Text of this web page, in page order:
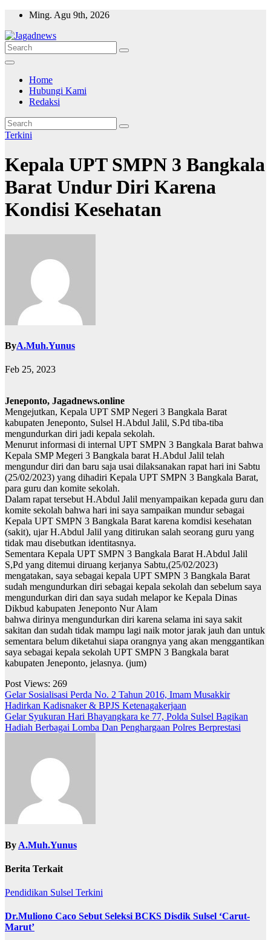
Skip
content
Ming. Agu 9th, 2026
Home
Hubungi Kami
Redaksi
Terkini
Kepala UPT SMPN 3 Bangkala
Barat Undur Diri Karena
Kondisi Kesehatan
ByA.Muh.Yunus
Feb 25, 2023
Jeneponto, Jagadnews.online
Mengejutkan, Kepala UPT SMP Negeri 3 Bangkala Barat
kabupaten Jeneponto, Sulsel H.Abdul Jalil, S.Pd tiba-tiba
mengundurkan diri jadi kepala sekolah.
Menurut informasi di internal UPT SMPN 3 Bangkala Barat bahwa
Kepala SMP Megeri 3 Bangkala barat H.Abdul Jalil telah
mengundur diri dan baru saja usai dilaksanakan rapat hari ini Sabtu
(25/02/2023) yang dihadiri Kepala UPT SMPN 3 Bangkala Barat,
para guru dan komite sekolah.
Dalam rapat tersebut H.Abdul Jalil menyampaikan kepada guru dan
komite sekolah bahwa hari ini saya sampaikan mundur sebagai
Kepala UPT SMPN 3 Bangkala Barat karena komdisi kesehatan
(sakit), ujar H.Abdul Jalil yang ditirukan salah seorang guru yang
tidak mau disebutkan identitasnya.
Sementara Kepala UPT SMPN 3 Bangkala Barat H.Abdul Jalil
S,Pd yang ditemui diruang kerjanya Sabtu,(25/02/2023)
mengatakan, saya sebagai kepala UPT SMPN 3 Bangkala Barat
sudah mengundurkan diri sebagai kepala sekolah dan sebelum saya
mengundurkan diri dan saya sudah melapor ke Kepala Dinas
Dikbud kabupaten Jeneponto Nur Alam
bahwa dirinya mengundurkan diri karena selama ini saya sakit
sakitan dan sudah tidak mampu lagi naik motor jarak jauh dan untuk
sementara belum diketahui siapa orangnya yang akan menggantikan
saya sebagai kepala sekolah UPT SMPN 3 Bangkala barat
kabupaten Jeneponto, jelasnya. (jum)
Post Views: 269
Navigasi
pos
Gelar Sosialisasi Perda No. 2 Tahun 2016, Imam Musakkir
Hadirkan Kadisnaker & BPJS Ketenagakerjaan
Gelar Syukuran Hari Bhayangkara ke 77, Polda Sulsel Bagikan
Hadiah Berbagai Lomba Dan Penghargaan Polres Berprestasi
By A.Muh.Yunus
Berita Terkait
Pendidikan Sulsel Terkini
Dr.Muliono Caco Sebut Seleksi BCKS Disdik Sulsel ‘Carut-
Marut’